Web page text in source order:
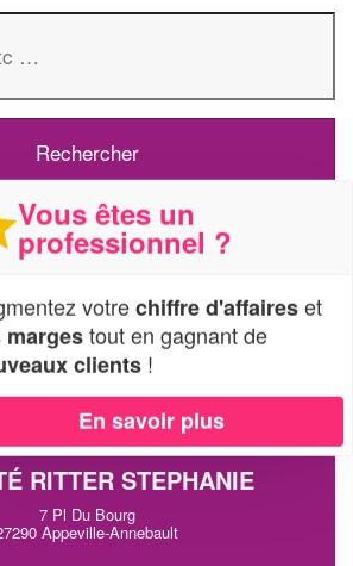
d'organisation
à Appeville-Annebault
RITTER STEPHANIE
7 Pl Du Bourg
Appeville-Annebault
Vous êtes un
professionnel ?
votrechiffre d'affaireset
margestout en gagnant de
clients !
En savoir plus